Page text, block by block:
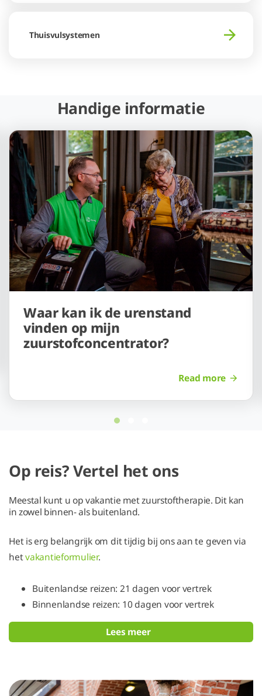
Thuisvulsystemen
Handige informatie
Waar kan ik de urenstand
vinden op mijn
zuurstofconcentrator?
Read more
Op reis? Vertel het ons
Meestal kunt u op vakantie met zuurstoftherapie. Dit kan
in zowel binnen- als buitenland.
Het is erg belangrijk om dit tijdig bij ons aan te geven via
hetvakantieformulier.
Buitenlandse reizen: 21 dagen voor vertrek
Binnenlandse reizen: 10 dagen voor vertrek
Lees meer